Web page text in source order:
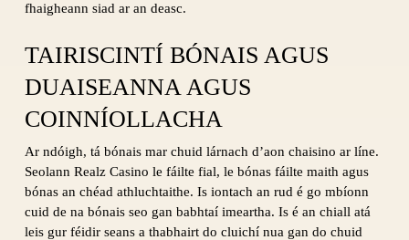
fhaigheann siad ar an deasc.
TAIRISCINTÍ BÓNAIS AGUS
DUAISEANNA AGUS
COINNÍOLLACHA
Ar ndóigh, tá bónais mar chuid lárnach d’aon chaisino ar líne.
Seolann Realz Casino le fáilte fial, le bónas fáilte maith agus
bónas an chéad athluchtaithe. Is iontach an rud é go mbíonn
cuid de na bónais seo gan babhtaí imeartha. Is é an chiall atá
leis gur féidir seans a thabhairt do cluichí nua gan do chuid